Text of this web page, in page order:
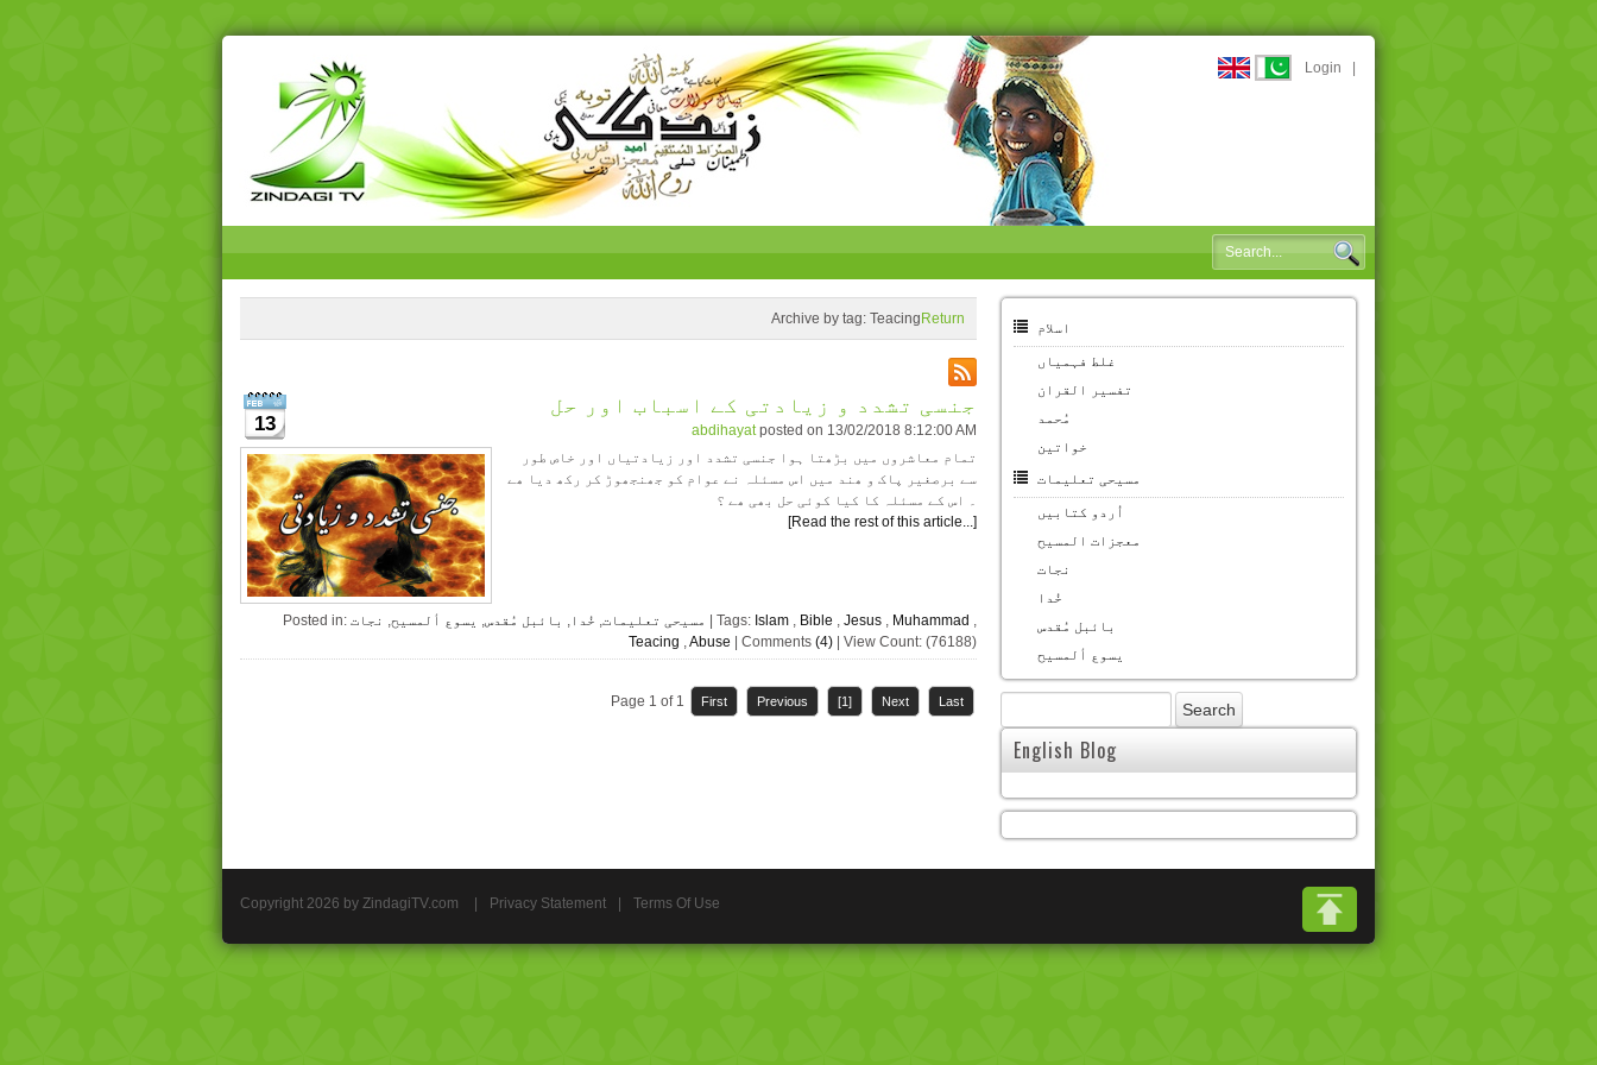
Login
Archive by tag: Teacing Return
13
جنسی تشدد و زیادتی کے اسباب اور حل
abdihayatposted on 13/02/2018 8:12:00 AM
تمام معاشروں میں بڑھتا ہوا جنسی تشدد اور زیادتیاں اور خاص طور
سے برصغیر پاک و ھند میں اس مسئلہ نے عوام کو جھنجھوڑ کر رکھ دیا ھے
۔ اس کے مسئلہ کا کیا کوئی حل بھی ھے ؟
[Read the rest of this article...]
Posted in: مسیحی تعلیمات, خُدا, بائبل مُقدس, یسوع ألمسیح, نجات | Tags: Islam, Bible , Jesus, Muhammad ,
Teacing ,Abuse | Comments (4)| View Count: (76188)
Page 1 of 1 First Previous [1] Next Last
اسلام
غلط فہمیاں
تفسیر القران
مُحمد
خواتین
مسیحی تعلیمات
اُردو کتابیں
معجزات المسیح
نجات
خُدا
بائبل مُقدس
یسوع ألمسیح
English Blog
Copyright 2026 by ZindagiTV.com Privacy Statement Terms Of Use